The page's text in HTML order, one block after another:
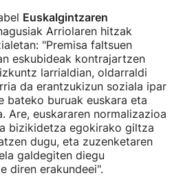
Euskalgintzaren
Arriolaren hitzak
"Premisa faltsuen
eskubideak kontrajartzen
larrialdian, oldarraldi
da erantzukizun soziala ipar
bateko buruak euskara eta
Are, euskararen normalizazioa
bizikidetza egokirako giltza
dugu, eta zuzenketaren
galdegiten diegu
diren erakundeei".